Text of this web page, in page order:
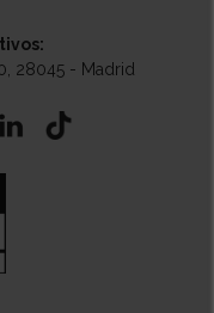
28045 - Madrid